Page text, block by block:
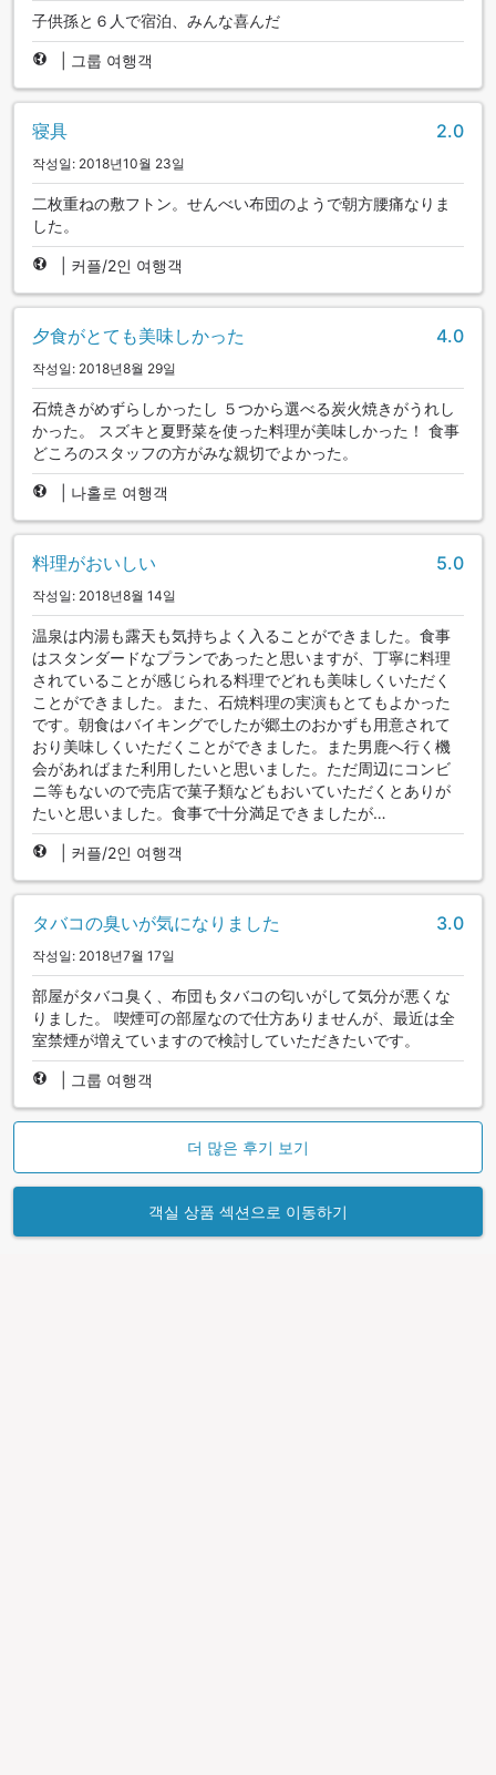
子供孫と６人で宿泊、みんな喜んだ
그룹 여행객
寝具 2.0
작성일: 2018년10월 23일
二枚重ねの敷フトン。せんべい布団のようで朝方腰痛なりま
した。
커플/2인 여행객
夕食がとても美味しかった 4.0
작성일: 2018년8월 29일
石焼きがめずらしかったし ５つから選べる炭火焼きがうれし
かった。 スズキと夏野菜を使った料理が美味しかった！ 食事
どころのスタッフの方がみな親切でよかった。
나홀로 여행객
料理がおいしい 5.0
작성일: 2018년8월 14일
温泉は内湯も露天も気持ちよく入ることができました。食事
はスタンダードなプランであったと思いますが、丁寧に料理
されていることが感じられる料理でどれも美味しくいただく
ことができました。また、石焼料理の実演もとてもよかった
です。朝食はバイキングでしたが郷土のおかずも用意されて
おり美味しくいただくことができました。また男鹿へ行く機
会があればまた利用したいと思いました。ただ周辺にコンビ
ニ等もないので売店で菓子類などもおいていただくとありが
たいと思いました。食事で十分満足できましたが…
커플/2인 여행객
タバコの臭いが気になりました 3.0
작성일: 2018년7월 17일
部屋がタバコ臭く、布団もタバコの匂いがして気分が悪くな
りました。 喫煙可の部屋なので仕方ありませんが、最近は全
室禁煙が増えていますので検討していただきたいです。
그룹 여행객
더 많은 후기 보기
객실 상품 섹션으로 이동하기